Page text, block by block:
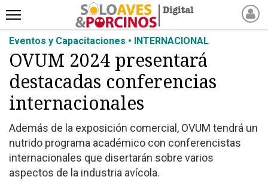
INICIO
NOTICIAS RECIENTES
NOTICIAS
ARTÍCULOS
PROCESO
PRODUCTO
NUEVOS PRODUCTOS
Eventos y Capacitaciones • INTERNACIONAL
OVUM 2024 presentará
destacadas conferencias
internacionales
Además de la exposición comercial, OVUM tendrá un
nutrido programa académico con conferencistas
internacionales que disertarán sobre varios
aspectos de la industria avícola.